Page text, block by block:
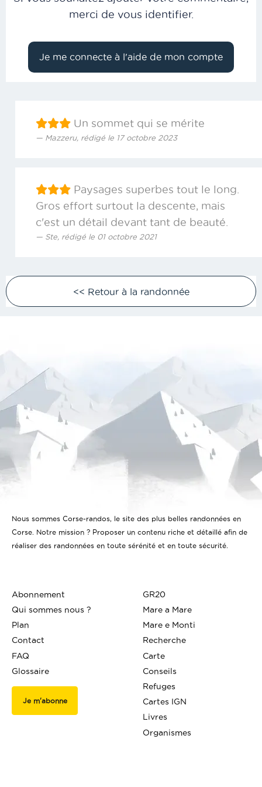
merci de vous identifier.
Un sommet qui se mérite
Mazzeru, rédigé le 17 octobre 2023
Paysages superbes tout le long.
Gros effort surtout la descente, mais
c'est un détail devant tant de beauté.
Ste, rédigé le 01 octobre 2021
<< Retour à la randonnée
Nous sommes Corse-randos, le site des plus belles randonnées en
Corse. Notre mission ? Proposer un contenu riche et détaillé afin de
réaliser des randonnées en toute sérénité et en toute sécurité.
Abonnement
Qui sommes nous ?
Plan
Contact
FAQ
Glossaire
Je m'abonne
GR20
Mare a Mare
Mare e Monti
Recherche
Carte
Conseils
Refuges
Cartes IGN
Livres
Organismes